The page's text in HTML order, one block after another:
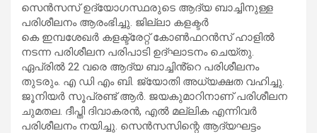
സെൻസസ് ഉദ്യോഗസ്ഥരുടെ ആദ്യ ബാച്ചിനുള്ള
പരിശീലനം ആരംഭിച്ചു. ജില്ലാ കളക്ടർ
കെ ഇമ്പശേഖർ കളക്ട്രേറ്റ് കോൺഫറൻസ് ഹാളിൽ
നടന്ന പരിശീലന പരിപാടി ഉദ്ഘാടനം ചെയ്തു.
ഏപ്രിൽ 22 വരെ ആദ്യ ബാച്ചിൻ്റെ പരിശീലനം
തുടരും. എ ഡി എം ബി. ജ്യോതി അധ്യക്ഷത വഹിച്ചു.
ജൂനിയർ സൂപ്രണ്ട് ആർ. ജയകുമാറിനാണ് പരിശീലന
ചുമതല. ദീപ്തി ദിവാകരൻ, എൽ മല്ലിക എന്നിവർ
പരിശീലനം നയിച്ചു. സെൻസസിന്റെ ആദ്യഘട്ടം